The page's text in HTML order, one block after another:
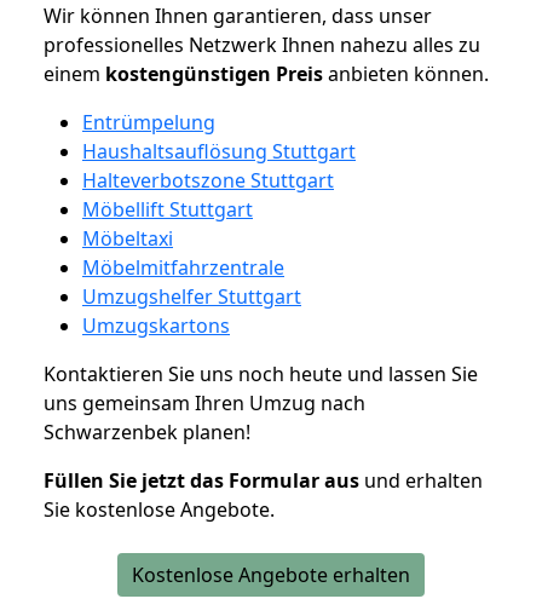
Wir können Ihnen garantieren, dass unser
professionelles Netzwerk Ihnen nahezu alles zu
einem kostengünstigen Preisanbieten können.
Entrümpelung
Haushaltsauflösung Stuttgart
Halteverbotszone Stuttgart
Möbellift Stuttgart
Möbeltaxi
Möbelmitfahrzentrale
Umzugshelfer Stuttgart
Umzugskartons
Kontaktieren Sie uns noch heute und lassen Sie
uns gemeinsam Ihren Umzug nach
Schwarzenbek planen!
Füllen Sie jetzt das Formular aus und erhalten
Sie kostenlose Angebote.
Kostenlose Angebote erhalten